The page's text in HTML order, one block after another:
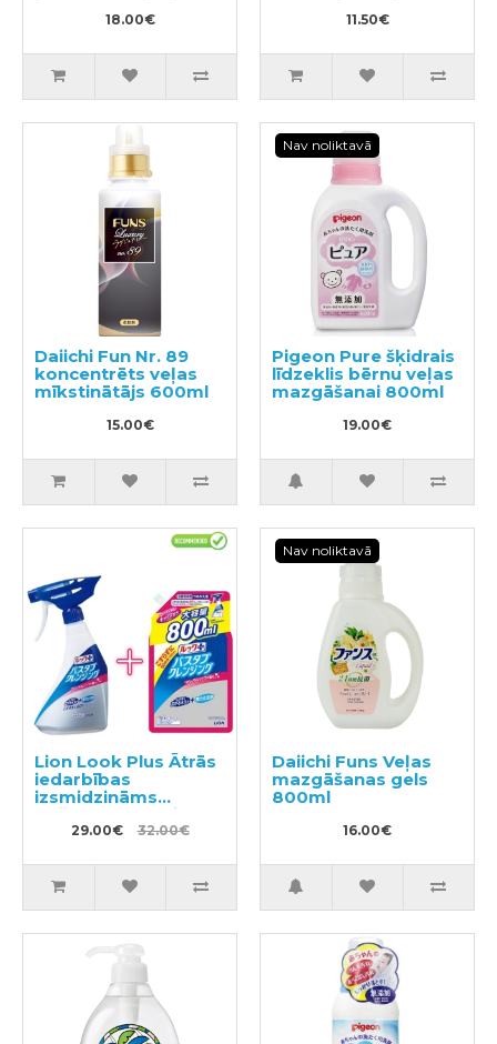
18.00€
citrusaugļu aromātu,
11.50€
Daiichi Fun Nr. 89
koncentrēts veļas
mīkstinātājs 600ml
15.00€
Nav noliktavā
Pigeon Pure šķidrais
līdzeklis bērnu veļas
mazgāšanai 800ml
19.00€
Lion Look Plus Ātrās
iedarbības
izsmidzināms
tīrīšanas līdzeklis
vannasistabai ar
500ml + pildviela
800ml
29.00€ 32.00€
Nav noliktavā
Daiichi Funs Veļas
mazgāšanas gels
800ml
16.00€